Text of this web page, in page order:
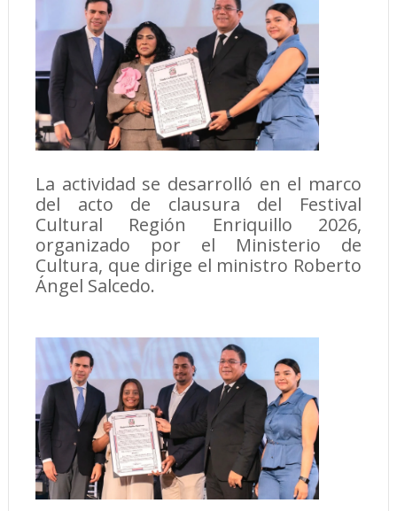
La actividad se desarrolló en el marco
del acto de clausura del Festival
Cultural Región Enriquillo 2026,
organizado por el Ministerio de
Cultura, que dirige el ministro Roberto
Ángel Salcedo.